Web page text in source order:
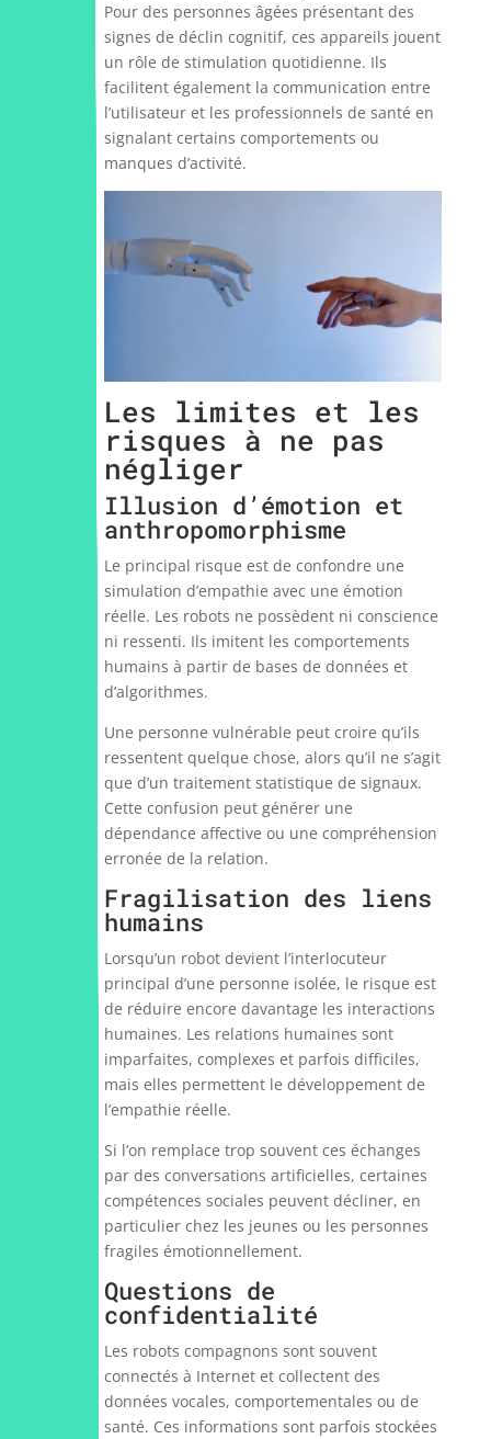
Pour des personnes âgées présentant des
signes de déclin cognitif, ces appareils jouent
un rôle de stimulation quotidienne. Ils
facilitent également la communication entre
l’utilisateur et les professionnels de santé en
signalant certains comportements ou
manques d’activité.
Les limites et les
risques à ne pas
négliger
Illusion d’émotion et
anthropomorphisme
Le principal risque est de confondre une
simulation d’empathie avec une émotion
réelle. Les robots ne possèdent ni conscience
ni ressenti. Ils imitent les comportements
humains à partir de bases de données et
d’algorithmes.
Une personne vulnérable peut croire qu’ils
ressentent quelque chose, alors qu’il ne s’agit
que d’un traitement statistique de signaux.
Cette confusion peut générer une
dépendance affective ou une compréhension
erronée de la relation.
Fragilisation des liens
humains
Lorsqu’un robot devient l’interlocuteur
principal d’une personne isolée, le risque est
de réduire encore davantage les interactions
humaines. Les relations humaines sont
imparfaites, complexes et parfois difficiles,
mais elles permettent le développement de
l’empathie réelle.
Si l’on remplace trop souvent ces échanges
par des conversations artificielles, certaines
compétences sociales peuvent décliner, en
particulier chez les jeunes ou les personnes
fragiles émotionnellement.
Questions de
confidentialité
Les robots compagnons sont souvent
connectés à Internet et collectent des
données vocales, comportementales ou de
santé. Ces informations sont parfois stockées